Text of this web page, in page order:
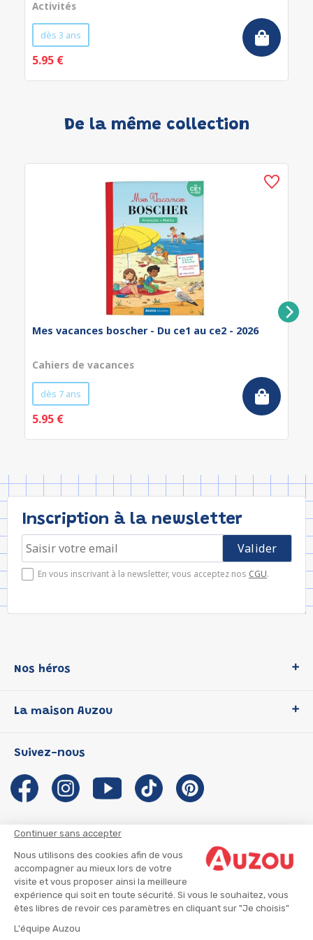
Continuer sans accepter
Nous utilisons des cookies afin de vous
accompagner au mieux lors de votre
visite et vous proposer ainsi la meilleure
expérience qui soit en toute sécurité. Si vous le souhaitez, vous
êtes libres de revoir ces paramètres en cliquant sur "Je choisis"
L'équipe Auzou
Activités
dès 3 ans
5.95 €
De la même collection
Mes vacances boscher - Du ce1 au ce2 - 2026
Cahiers de vacances
dès 7 ans
5.95 €
Inscription à la newsletter
En vous inscrivant à la newsletter, vous acceptez nos CGU.
Nos héros
P'tit Loup
Les Influenceuses
Migali
Petite Taupe
La maison Auzou
Notre histoire
Auzou s'engage
Auteurs et illustrateurs Auzou
Suivre mon colis
Infos consommateur
Suivez-nous
CGU
CGV
Mentions légales